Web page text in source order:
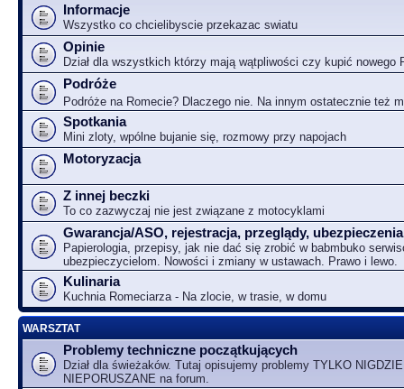
Informacje
Wszystko co chcielibyscie przekazac swiatu
Opinie
Dział dla wszystkich którzy mają wątpliwości czy kupić nowego
Podróże
Podróże na Romecie? Dlaczego nie. Na innym ostatecznie też
Spotkania
Mini zloty, wpólne bujanie się, rozmowy przy napojach
Motoryzacja
Z innej beczki
To co zazwyczaj nie jest związane z motocyklami
Gwarancja/ASO, rejestracja, przeglądy,
Papierologia, przepisy, jak nie dać się zrobić w babmbuko
ubezpieczycielom. Nowości i zmiany w ustawach. Prawo i lewo.
Kulinaria
Kuchnia Romeciarza - Na zlocie, w trasie, w domu
WARSZTAT
Problemy techniczne początkujących
Dział dla świeżaków. Tutaj opisujemy problemy TYLKO NIGDZIE
NIEPORUSZANE na forum.